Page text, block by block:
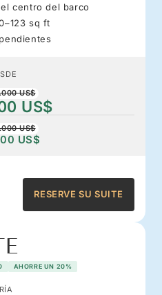
centro del barco
sq ft
US$
US$
US$
US$
RESERVE SU SUITE
AHORRE UN 20%